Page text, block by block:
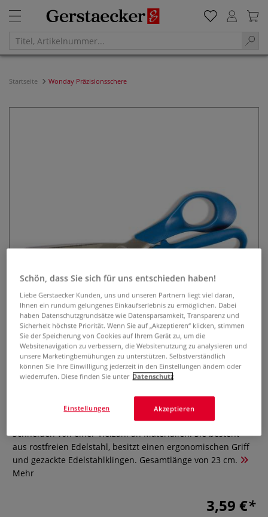
Startseite Wonday Präzisionsschere
Wonday Präzisionsschere
0 Bewertungen
Die Präzisionsschere eignet sich hervorragend zum
Schneiden von einer Vielzahl an Materialien. Sie besteht
aus rostfreien Edelstahl, besitzt einen ergonomischen Griff
und gezackte Edelstahlklingen. Gesamtlänge von 23 cm.
Mehr
3,59 €
Schön, dass Sie sich für uns entschieden haben!
Liebe Gerstaecker Kunden, uns und unseren Partnern liegt viel daran,
Ihnen ein rundum gelungenes Einkaufserlebnis zu ermöglichen. Dabei
haben Datenschutzgrundsätze wie Datensparsamkeit, Transparenz und
Sicherheit höchste Priorität. Wenn Sie auf „Akzeptieren“ klicken, stimmen
Sie der Speicherung von Cookies auf Ihrem Gerät zu, um die
Websitenavigation zu verbessern, die Websitenutzung zu analysieren und
unsere Marketingbemühungen zu unterstützen. Selbstverständlich
können Sie Ihre Einwilligung jederzeit in den Einstellungen ändern oder
wiederrufen. Diese finden Sie unter Datenschutz
Akzeptieren
Einstellungen